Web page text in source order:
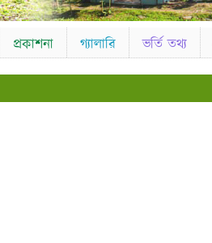
প্রকাশনা গ্যালারি ভর্তি তথ্য